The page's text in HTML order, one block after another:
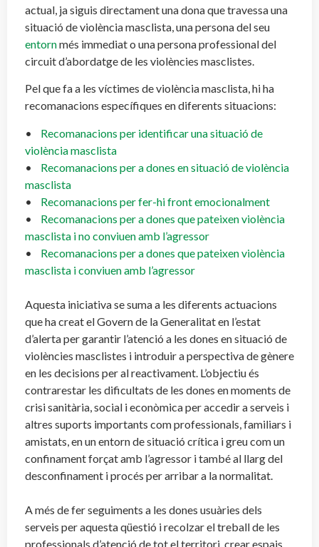
actual, ja siguis directament una dona que travessa una
situació de violència masclista, una persona del seu
entornmés immediat o una persona professional del
circuit d’abordatge de les violències masclistes.
Pel que fa a les víctimes de violència masclista, hi ha
recomanacions específiques en diferents situacions:
• Recomanacions per identificar una situació de
violència masclista
• Recomanacions per a dones en situació de violència
masclista
• Recomanacions per fer-hi front emocionalment
• Recomanacions per a dones que pateixen violència
masclista i no conviuen amb l’agressor
• Recomanacions per a dones que pateixen violència
masclista i conviuen amb l’agressor
Aquesta iniciativa se suma a les diferents actuacions
que ha creat el Govern de la Generalitat en l’estat
d’alerta per garantir l’atenció a les dones en situació de
violències masclistes i introduir a perspectiva de gènere
en les decisions per al reactivament. L’objectiu és
contrarestar les dificultats de les dones en moments de
crisi sanitària, social i econòmica per accedir a serveis i
altres suports importants com professionals, familiars i
amistats, en un entorn de situació crítica i greu com un
confinament forçat amb l’agressor i també al llarg del
desconfinament i procés per arribar a la normalitat.
A més de fer seguiments a les dones usuàries dels
serveis per aquesta qüestió i recolzar el treball de les
professionals d’atenció de tot el territori, crear espais